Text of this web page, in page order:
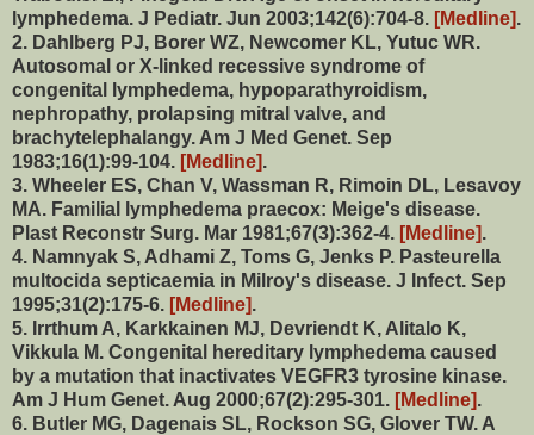
lymphedema. J Pediatr. Jun 2003;142(6):704-8. [Medline].
2. Dahlberg PJ, Borer WZ, Newcomer KL, Yutuc WR.
Autosomal or X-linked recessive syndrome of
congenital lymphedema, hypoparathyroidism,
nephropathy, prolapsing mitral valve, and
brachytelephalangy. Am J Med Genet. Sep
1983;16(1):99-104. [Medline].
3. Wheeler ES, Chan V, Wassman R, Rimoin DL, Lesavoy
MA. Familial lymphedema praecox: Meige's disease.
Plast Reconstr Surg. Mar 1981;67(3):362-4. [Medline].
4. Namnyak S, Adhami Z, Toms G, Jenks P. Pasteurella
multocida septicaemia in Milroy's disease. J Infect. Sep
1995;31(2):175-6. [Medline].
5. Irrthum A, Karkkainen MJ, Devriendt K, Alitalo K,
Vikkula M. Congenital hereditary lymphedema caused
by a mutation that inactivates VEGFR3 tyrosine kinase.
Am J Hum Genet. Aug 2000;67(2):295-301. [Medline].
6. Butler MG, Dagenais SL, Rockson SG, Glover TW. A